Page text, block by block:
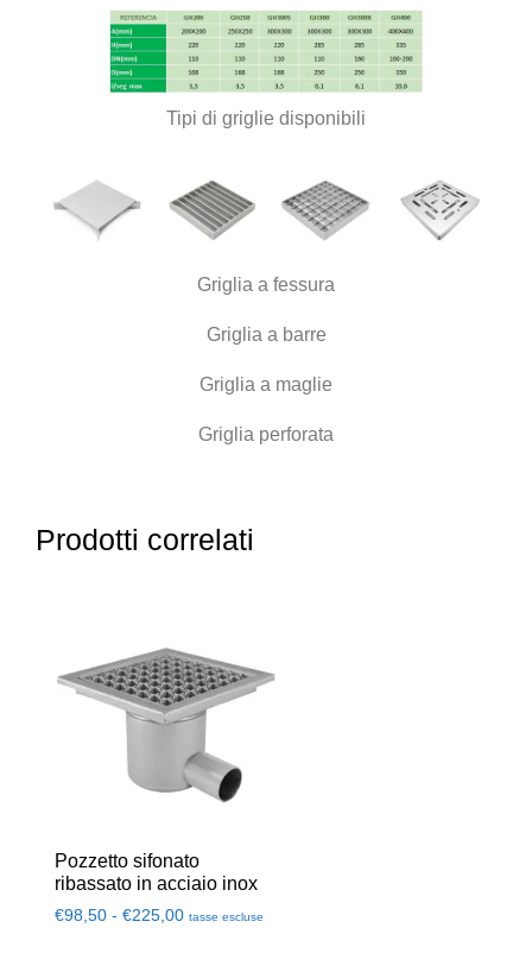
Tipi di griglie disponibili
Griglia a fessura
Griglia a barre
Griglia a maglie
Griglia perforata
Prodotti correlati
Pozzetto sifonato
ribassato in acciaio inox
€98,50 - €225,00 tasse escluse